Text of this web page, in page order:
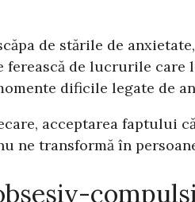
de stările de
de lucrurile
dificile legate de
acceptarea faptului
ne transformă în